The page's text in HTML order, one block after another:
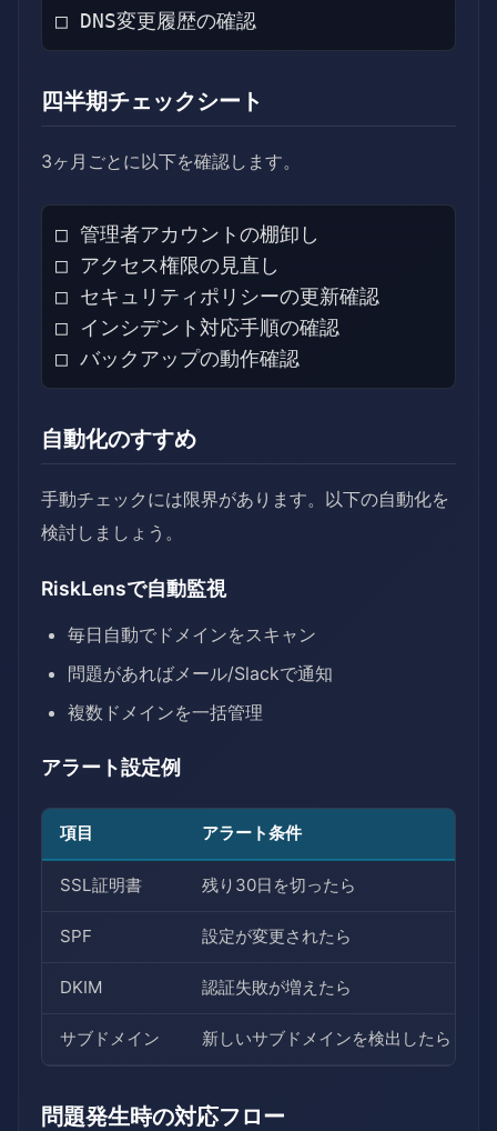
四半期チェックシート
3ヶ月ごとに以下を確認します。
□ 管理者アカウントの棚卸し
□ アクセス権限の見直し
□ セキュリティポリシーの更新確認
□ インシデント対応手順の確認
自動化のすすめ
手動チェックには限界があります。以下の自動化を
検討しましょう。
RiskLensで自動監視
毎日自動でドメインをスキャン
問題があればメール/Slackで通知
複数ドメインを一括管理
アラート設定例
項目 アラート条件
SSL証明書 残り30日を切ったら
SPF 設定が変更されたら
DKIM 認証失敗が増えたら
サブドメイン 新しいサブドメインを検出したら
問題発生時の対応フロー